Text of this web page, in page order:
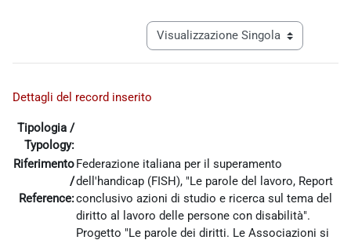
Navigazione terziaria modalità
Dettagli del record inserito
Tipologia /
Typology:
Riferimento
/
Reference:
Federazione italiana per il superamento
dell'handicap (FISH), "Le parole del lavoro, Report
conclusivo azioni di studio e ricerca sul tema del
diritto al lavoro delle persone con disabilità".
Progetto "Le parole dei diritti. Le Associazioni si